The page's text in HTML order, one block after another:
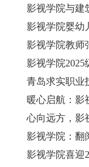
影视学院与建
影视学院婴幼
影视学院教师
影视学院
青岛求实职业
暖心启航：影
心向远方，影
影视学院：翻
影视学院喜迎